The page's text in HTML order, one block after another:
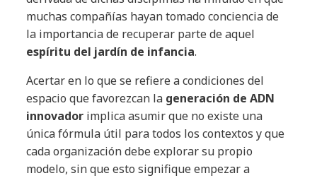
muchas compañías hayan tomado conciencia de
la importancia de recuperar parte de aquel
espíritu del jardín de infancia.
Acertar en lo que se refiere a condiciones del
espacio que favorezcan la generación de ADN
innovador implica asumir que no existe una
única fórmula útil para todos los contextos y que
cada organización debe explorar su propio
modelo, sin que esto signifique empezar a